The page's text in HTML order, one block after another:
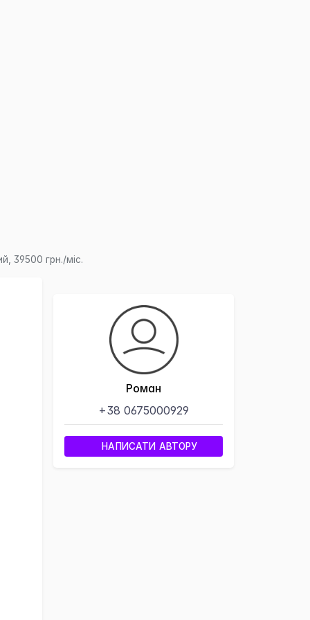
39500 грн./міс.
Роман
+38 0675000929
НАПИСАТИ АВТОРУ